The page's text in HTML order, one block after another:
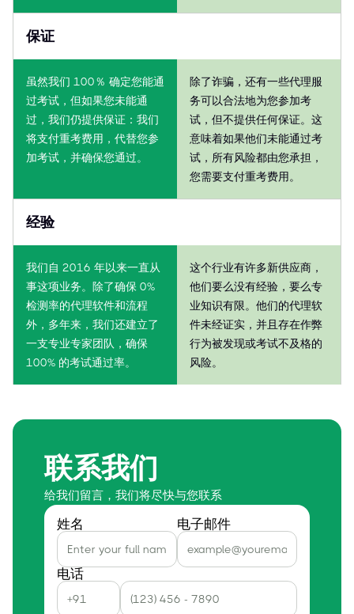
保证
虽然我们 100％ 确定您能通
过考试，但如果您未能通
过，我们仍提供保证：我们
将支付重考费用，代替您参
加考试，并确保您通过。
除了诈骗，还有一些代理服
务可以合法地为您参加考
试，但不提供任何保证。这
意味着如果他们未能通过考
试，所有风险都由您承担，
您需要支付重考费用。
经验
我们自 2016 年以来一直从
事这项业务。除了确保 0%
检测率的代理软件和流程
外，多年来，我们还建立了
一支专业专家团队，确保
100% 的考试通过率。
这个行业有许多新供应商，
他们要么没有经验，要么专
业知识有限。他们的代理软
件未经证实，并且存在作弊
行为被发现或考试不及格的
风险。
联系我们
给我们留言，我们将尽快与您联系
姓名 电子邮件
电话